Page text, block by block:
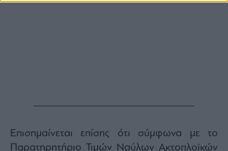
Επισημαίνεται επίσης ότι σύμφωνα με το
Παρατηρητήριο Τιμών Ναύλων Ακτοπλοϊκών